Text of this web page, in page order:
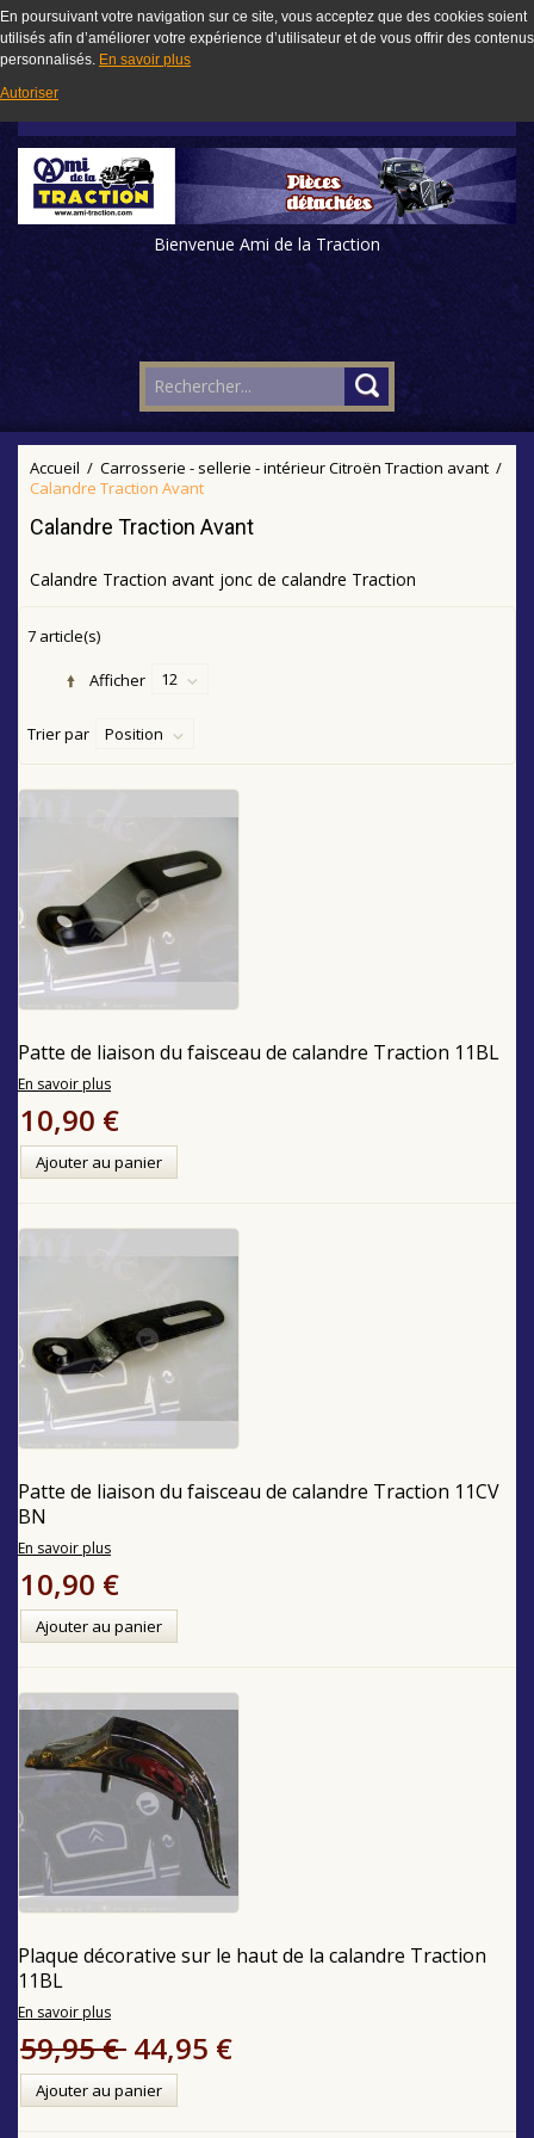
En poursuivant votre navigation sur ce site, vous acceptez que des cookies soient
utilisés afin d’améliorer votre expérience d’utilisateur et de vous offrir des contenus
personnalisés. En savoir plus
Autoriser
Bienvenue Ami de la Traction
Accueil / Carrosserie - sellerie - intérieur Citroën Traction avant /
Calandre Traction Avant
Calandre Traction Avant
Calandre Traction avant jonc de calandre Traction
7 article(s)
Afficher 12
Trier par Position
Patte de liaison du faisceau de calandre Traction 11BL
En savoir plus
10,90 €
Ajouter au panier
Patte de liaison du faisceau de calandre Traction 11CV
BN
En savoir plus
10,90 €
Ajouter au panier
Plaque décorative sur le haut de la calandre Traction
11BL
En savoir plus
59,95 € 44,95 €
Ajouter au panier